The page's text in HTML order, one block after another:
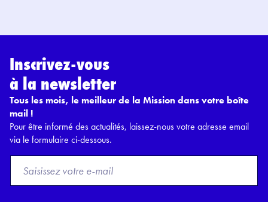
Inscrivez-vous
à la newsletter
Tous les mois, le meilleur de la Mission dans votre boîte
mail !
Pour être informé des actualités, laissez-nous votre adresse email
via le formulaire ci-dessous.
o